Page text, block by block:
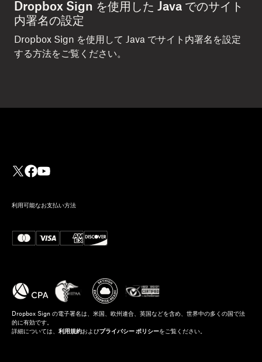
Dropbox Sign を使用した Java でのサイト
内署名の設定
Dropbox Sign を使用して Java でサイト内署名を設定
する方法をご覧ください。
利用可能なお支払い方法
Dropbox Sign の電子署名は、米国、欧州連合、英国などを含め、世界中の多くの国で法
的に有効です。
詳細については、 利用規約およびプライバシー ポリシーをご覧ください。